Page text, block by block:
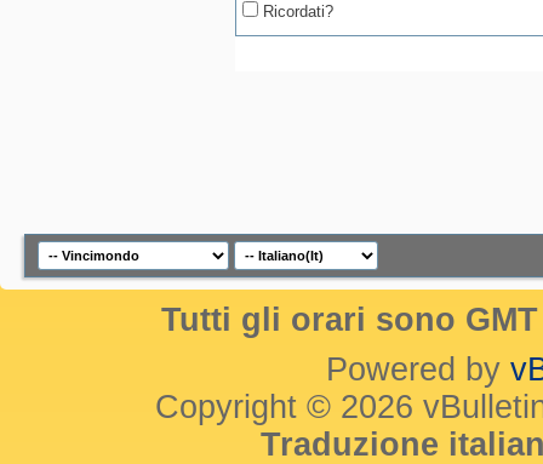
Ricordati?
Tutti gli orari sono
Powered by
Copyright © 2026
Traduzione